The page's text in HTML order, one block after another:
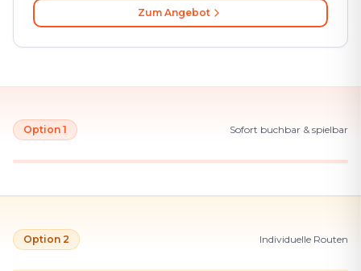
Zum Angebot
Option 1 Sofort buchbar & spielbar
Option 2 Individuelle Routen